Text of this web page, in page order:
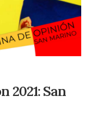
2021: San